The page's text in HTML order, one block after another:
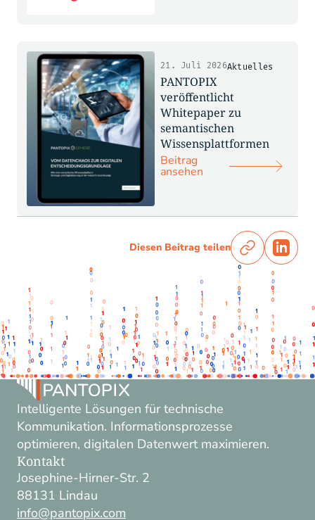
Aktuelles
21. Juli 2026
PANTOPIX
veröffentlicht
Whitepaper zu
semantischen
Wissensplattformen
Beitrag
ansehen
Diesen Beitrag teilen
Intelligente Lösungen für technische
Kommunikation. Informationsprozesse
optimieren, digitalen Datenwert maximieren.
Kontakt
Josephine-Hirner-Str. 2
88131 Lindau
info@pantopix.com